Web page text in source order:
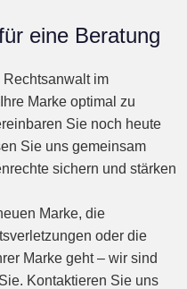
eine Beratung
im
Marke optimal zu
Sie noch heute
Sie uns gemeinsam
sichern und stärken
Marke, die
oder die
Marke geht – wir sind
Kontaktieren Sie uns